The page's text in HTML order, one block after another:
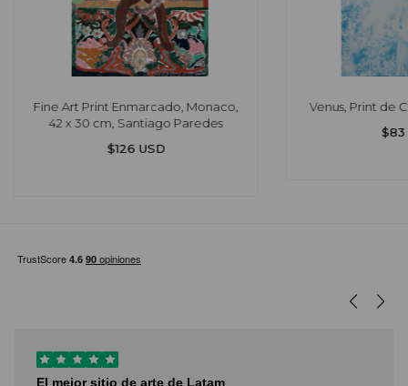
Fine Art Print Enmarcado, Monaco,
42 x 30 cm, Santiago Paredes
$126 USD
Venus, Print de
$83
El mejor sitio de arte de Latam